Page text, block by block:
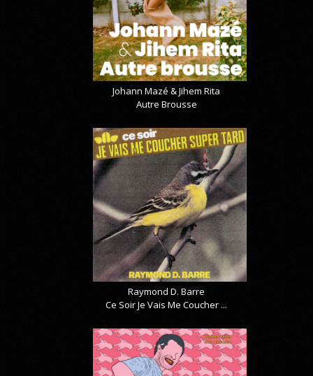
Johann Mazé & Jihem Rita
Autre Brousse
Raymond D. Barre
Ce Soir Je Vais Me Coucher ...